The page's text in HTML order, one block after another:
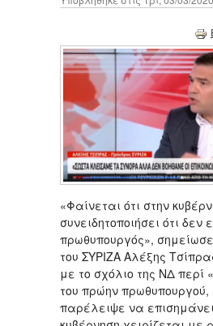
«Φαίνεται ότι στην
συνειδητοποιήσει ότι δεν
πρωθυπουργός»,
του ΣΥΡΙΖΑ Αλέξης
με το σχόλιο της ΝΔ περί
του πρώην
παρέλειψε να επισημάνει